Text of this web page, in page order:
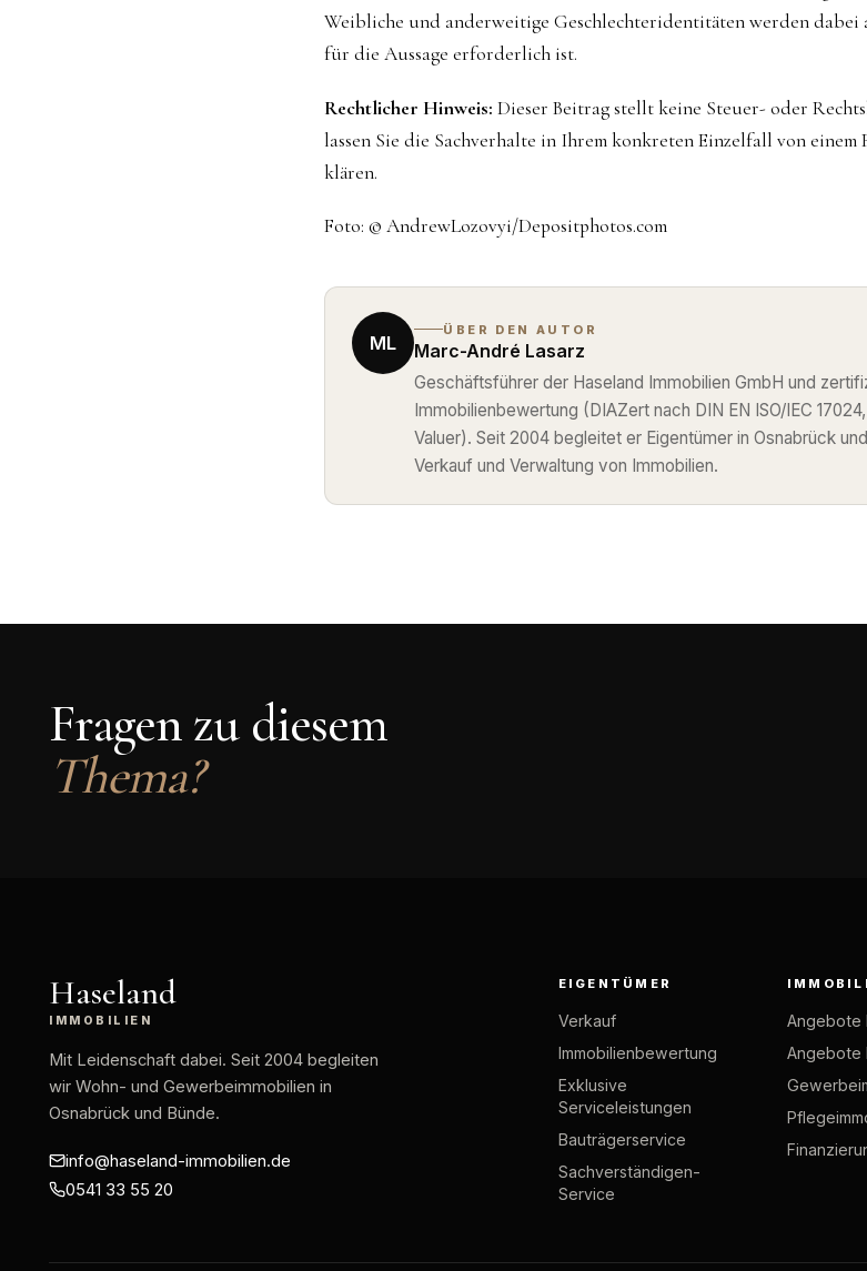
Weibliche und anderweitige Geschlechteridentitäten werden dabei
für die Aussage erforderlich ist.
Rechtlicher Hinweis: Dieser Beitrag stellt keine Steuer- oder
lassen Sie die Sachverhalte in Ihrem konkreten Einzelfall von
klären.
Foto: © AndrewLozovyi/Depositphotos.com
ML
ÜBER DEN AUTOR
Marc-André Lasarz
Geschäftsführer der Haseland Immobilien GmbH und
Immobilienbewertung (DIAZert nach DIN EN ISO/IEC
Valuer). Seit 2004 begleitet er Eigentümer in Osnabrück
Verkauf und Verwaltung von Immobilien.
Fragen zu diesem
Thema?
Haseland
IMMOBILIEN
Mit Leidenschaft dabei. Seit 2004 begleiten
wir Wohn- und Gewerbeimmobilien in
Osnabrück und Bünde.
info@haseland-immobilien.de
0541 33 55 20
EIGENTÜMER
Verkauf
Immobilienbewertung
Exklusive
Serviceleistungen
Bauträgerservice
Sachverständigen-
Service
Angebote
Angebote